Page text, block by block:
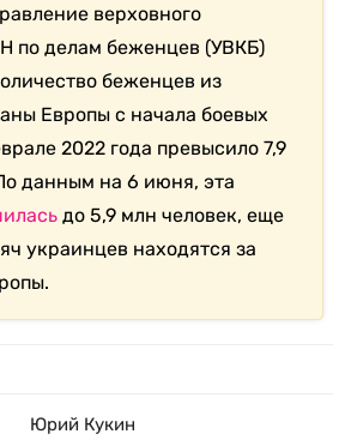
верховного
по делам беженцев (УВКБ)
беженцев из
Европы с начала боевых
2022 года превысило 7,9
данным на 6 июня, эта
до 5,9 млн человек, еще
украинцев находятся за
Юрий Кукин